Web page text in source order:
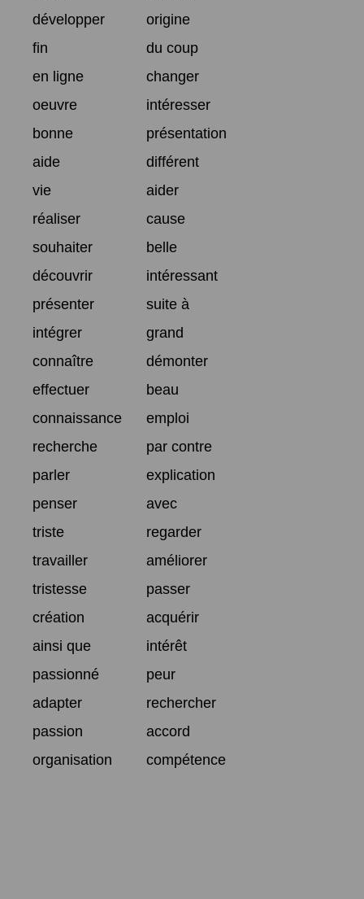
développer
origine
fin
du coup
en ligne
changer
oeuvre
intéresser
bonne
présentation
aide
différent
vie
aider
réaliser
cause
souhaiter
belle
découvrir
intéressant
présenter
suite à
intégrer
grand
connaître
démonter
effectuer
beau
connaissance
emploi
recherche
par contre
parler
explication
penser
avec
triste
regarder
travailler
améliorer
tristesse
passer
création
acquérir
ainsi que
intérêt
passionné
peur
adapter
rechercher
passion
accord
organisation
compétence